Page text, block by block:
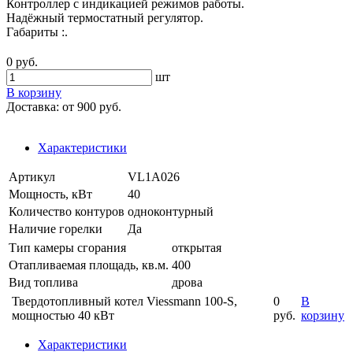
Контроллер с индикацией режимов работы.
Надёжный термостатный регулятор.
Габариты :.
0 руб.
шт
В корзину
Доставка: от 900 руб.
Характеристики
Артикул
VL1A026
Мощность, кВт
40
Количество контуров одноконтурный
Наличие горелки
Да
Тип камеры сгорания
открытая
Отапливаемая площадь, кв.м. 400
Вид топлива
дрова
Твердотопливный котел Viessmann 100-S,
мощностью 40 кВт
0
руб.
В
корзину
Характеристики